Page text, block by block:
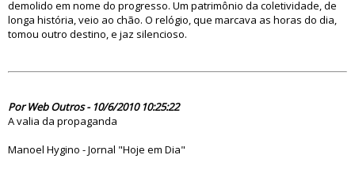
demolido em nome do progresso. Um patrimônio da coletividade, de
longa história, veio ao chão. O relógio, que marcava as horas do dia,
tomou outro destino, e jaz silencioso.
Por Web Outros - 10/6/2010 10:25:22
A valia da propaganda
Manoel Hygino - Jornal "Hoje em Dia"